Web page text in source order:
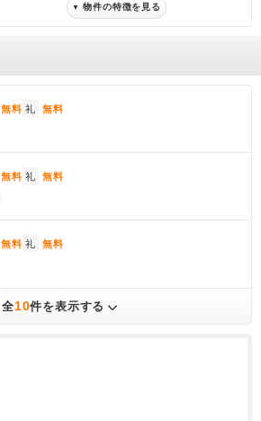
▼ 物件の特徴を見る
無料 礼 無料
無料 礼 無料
無料 礼 無料
全10件を表示する